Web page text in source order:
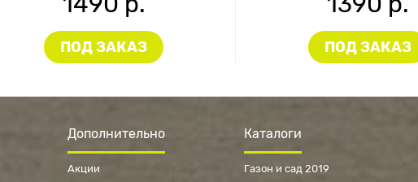
ПОД ЗАКАЗ ПОД ЗАКАЗ
Дополнительно
Акции
Каталоги
Газон и сад 2019